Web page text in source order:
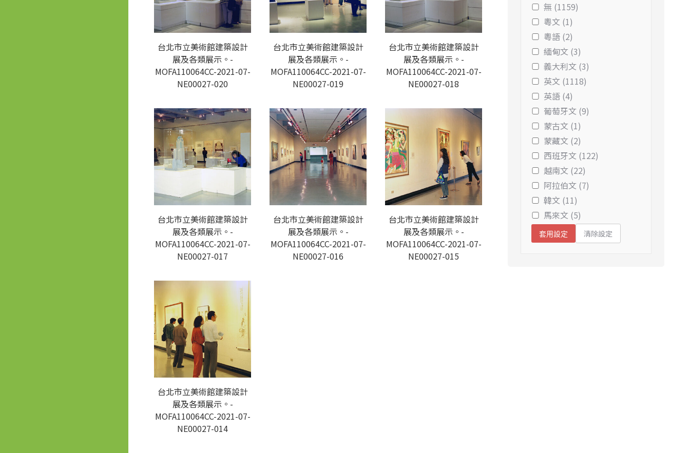
台北市立美術館建築設計
展及各類展示。-
MOFA110064CC-2021-07-
NE00027-020
台北市立美術館建築設計
展及各類展示。-
MOFA110064CC-2021-07-
NE00027-019
台北市立美術館建築設計
展及各類展示。-
MOFA110064CC-2021-07-
NE00027-018
台北市立美術館建築設計
展及各類展示。-
MOFA110064CC-2021-07-
NE00027-017
台北市立美術館建築設計
展及各類展示。-
MOFA110064CC-2021-07-
NE00027-016
台北市立美術館建築設計
展及各類展示。-
MOFA110064CC-2021-07-
NE00027-015
台北市立美術館建築設計
展及各類展示。-
MOFA110064CC-2021-07-
NE00027-014
無 (1159)
粵文 (1)
粵語 (2)
緬甸文 (3)
義大利文 (3)
英文 (1118)
英語 (4)
葡萄牙文 (9)
蒙古文 (1)
蒙藏文 (2)
西班牙文 (122)
越南文 (22)
阿拉伯文 (7)
韓文 (11)
馬來文 (5)
套用設定 清除設定